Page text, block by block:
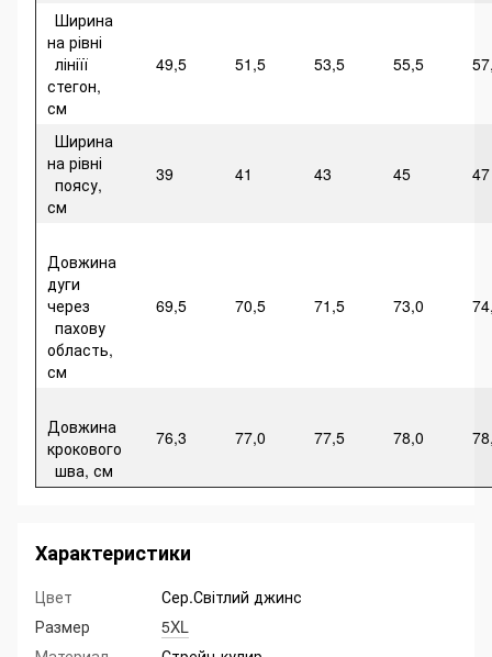
Ширина
на рівні
лініїї
стегон,
см
49,5 51,5 53,5 55,5
Ширина
на рівні
поясу,
см
39 41 43 45 47
Довжина
дуги
через
пахову
область,
см
69,5 70,5 71,5 73,0
Довжина
крокового
шва, см
76,3 77,0 77,5 78,0
Характеристики
Цвет
Сер.Світлий джинс
Размер
5XL